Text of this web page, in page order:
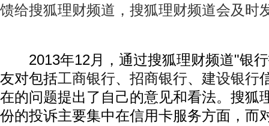
馈给搜狐理财频道，搜狐理财频道会及时
2013年12月，通过搜狐理财频道"银行
友对包括工商银行、 招商银行、 建设银行
在的问题提出了自己的意见和看法。搜狐
份的投诉主要集中在信用卡服务方面，而